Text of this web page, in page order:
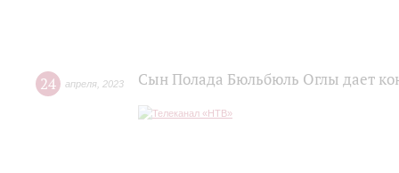
24 апреля 2023 Сын Полада Бюльбюль Оглы дает